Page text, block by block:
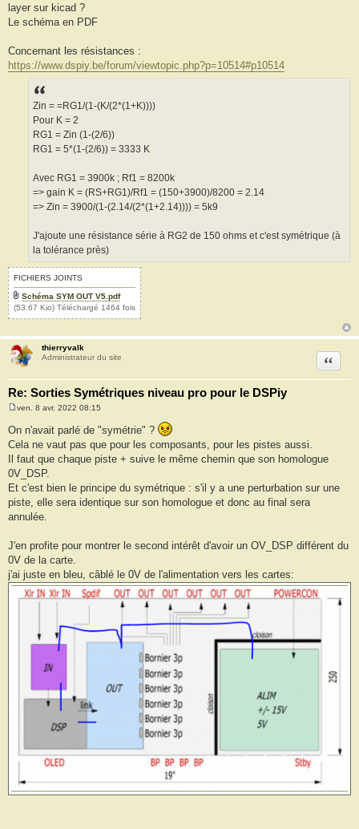
layer sur kicad ?
Le schéma en PDF
Concernant les résistances :
https://www.dspiy.be/forum/viewtopic.php?p=10514#p10514
Zin = =RG1/(1-(K/(2*(1+K))))
Pour K = 2
RG1 = Zin (1-(2/6))
RG1 = 5*(1-(2/6)) = 3333 K
Avec RG1 = 3900k ; Rf1 = 8200k
=> gain K = (RS+RG1)/Rf1 = (150+3900)/8200 = 2.14
=> Zin = 3900/(1-(2.14/(2*(1+2.14)))) = 5k9
J'ajoute une résistance série à RG2 de 150 ohms et c'est symétrique (à
la tolérance près)
FICHIERS JOINTS
Schéma SYM OUT V5.pdf
(53.67 Kio) Téléchargé 1464 fois
thierryvalk
Administrateur du site
Re: Sorties Symétriques niveau pro pour le DSPiy
Citation
s
s
a
g
e
ven. 8 avr. 2022 08:15
On n'avait parlé de "symétrie" ?
Cela ne vaut pas que pour les composants, pour les pistes aussi.
Il faut que chaque piste + suive le même chemin que son homologue
0V_DSP.
Et c'est bien le principe du symétrique : s'il y a une perturbation sur une
piste, elle sera identique sur son homologue et donc au final sera
annulée.
J'en profite pour montrer le second intérêt d'avoir un OV_DSP différent du
0V de la carte.
j'ai juste en bleu, câblé le 0V de l'alimentation vers les cartes: